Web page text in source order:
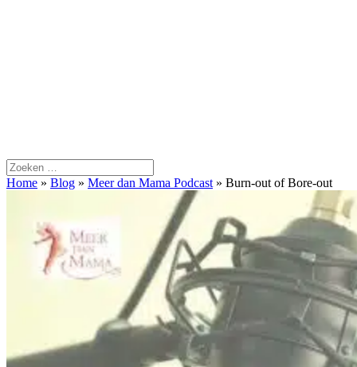
Home » Blog » Meer dan Mama Podcast » Burn-out of Bore-out